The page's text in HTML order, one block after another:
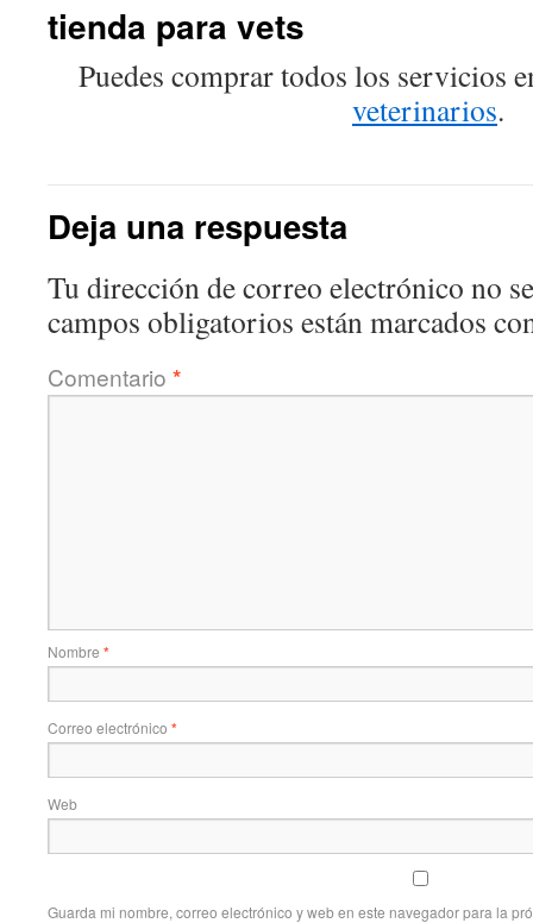
tienda para vets
Puedes comprar todos los servicios
veterinarios.
Deja una respuesta
Tu dirección de correo electrónico no
campos obligatorios están marcados
Comentario *
Nombre *
Correo electrónico *
Web
Guarda mi nombre, correo electrónico y web en este navegador para la